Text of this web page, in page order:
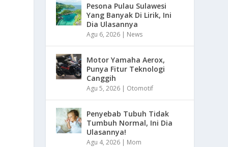
Pesona Pulau Sulawesi
Yang Banyak Di Lirik, Ini
Dia Ulasannya
Agu 6, 2026 | News
Motor Yamaha Aerox,
Punya Fitur Teknologi
Canggih
Agu 5, 2026 | Otomotif
Penyebab Tubuh Tidak
Tumbuh Normal, Ini Dia
Ulasannya!
Agu 4, 2026 | Mom